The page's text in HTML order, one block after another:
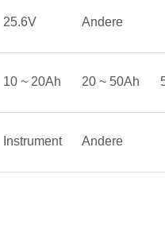
25.6V Andere
10 ~ 20Ah 20 ~ 50Ah
Instrument Andere